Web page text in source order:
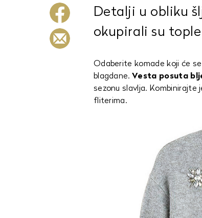
Detalji u obliku
okupirali su
Odaberite komade koji će
blagdane.Vesta posuta
sezonu slavlja. Kombinirajte
fliterima.